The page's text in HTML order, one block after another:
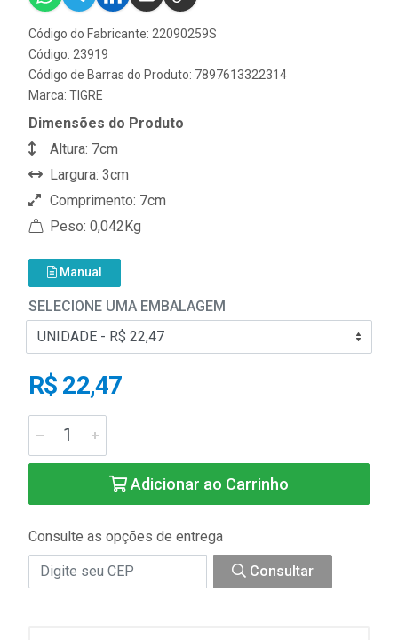
Código do Fabricante: 22090259S
Código: 23919
Código de Barras do Produto: 7897613322314
Marca: TIGRE
Dimensões do Produto
Altura: 7cm
Largura: 3cm
Comprimento: 7cm
Peso: 0,042Kg
Manual
SELECIONE UMA EMBALAGEM
R$ 22,47
Adicionar ao Carrinho
Consulte as opções de entrega
Consultar